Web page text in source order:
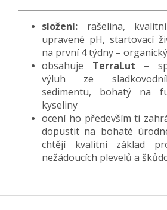
složení: rašelina,
upravené pH, startovací
na první 4 týdny –
obsahuje TerraLut –
výluh ze
sedimentu, bohatý na
kyseliny
ocení ho především ti
dopustit na bohaté
chtějí kvalitní základ
nežádoucích plevelů a
Z